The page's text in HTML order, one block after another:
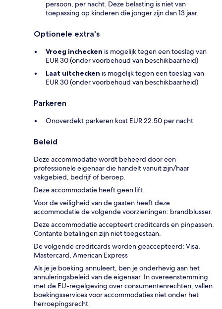
persoon, per nacht. Deze belasting is niet van
toepassing op kinderen die jonger zijn dan 13 jaar.
Optionele extra's
Vroeg inchecken is mogelijk tegen een toeslag van
EUR 30 (onder voorbehoud van beschikbaarheid)
Laat uitchecken is mogelijk tegen een toeslag van
EUR 30 (onder voorbehoud van beschikbaarheid)
Parkeren
Onoverdekt parkeren kost EUR 22.50 per nacht
Beleid
Deze accommodatie wordt beheerd door een
professionele eigenaar die handelt vanuit zijn/haar
vakgebied, bedrijf of beroep.
Deze accommodatie heeft geen lift.
Voor de veiligheid van de gasten heeft deze
accommodatie de volgende voorzieningen: brandblusser.
Deze accommodatie accepteert creditcards en pinpassen.
Contante betalingen zijn niet toegestaan.
De volgende creditcards worden geaccepteerd: Visa,
Mastercard, American Express
Als je je boeking annuleert, ben je onderhevig aan het
annuleringsbeleid van de eigenaar. In overeenstemming
met de EU-regelgeving over consumentenrechten, vallen
boekingsservices voor accommodaties niet onder het
herroepingsrecht.